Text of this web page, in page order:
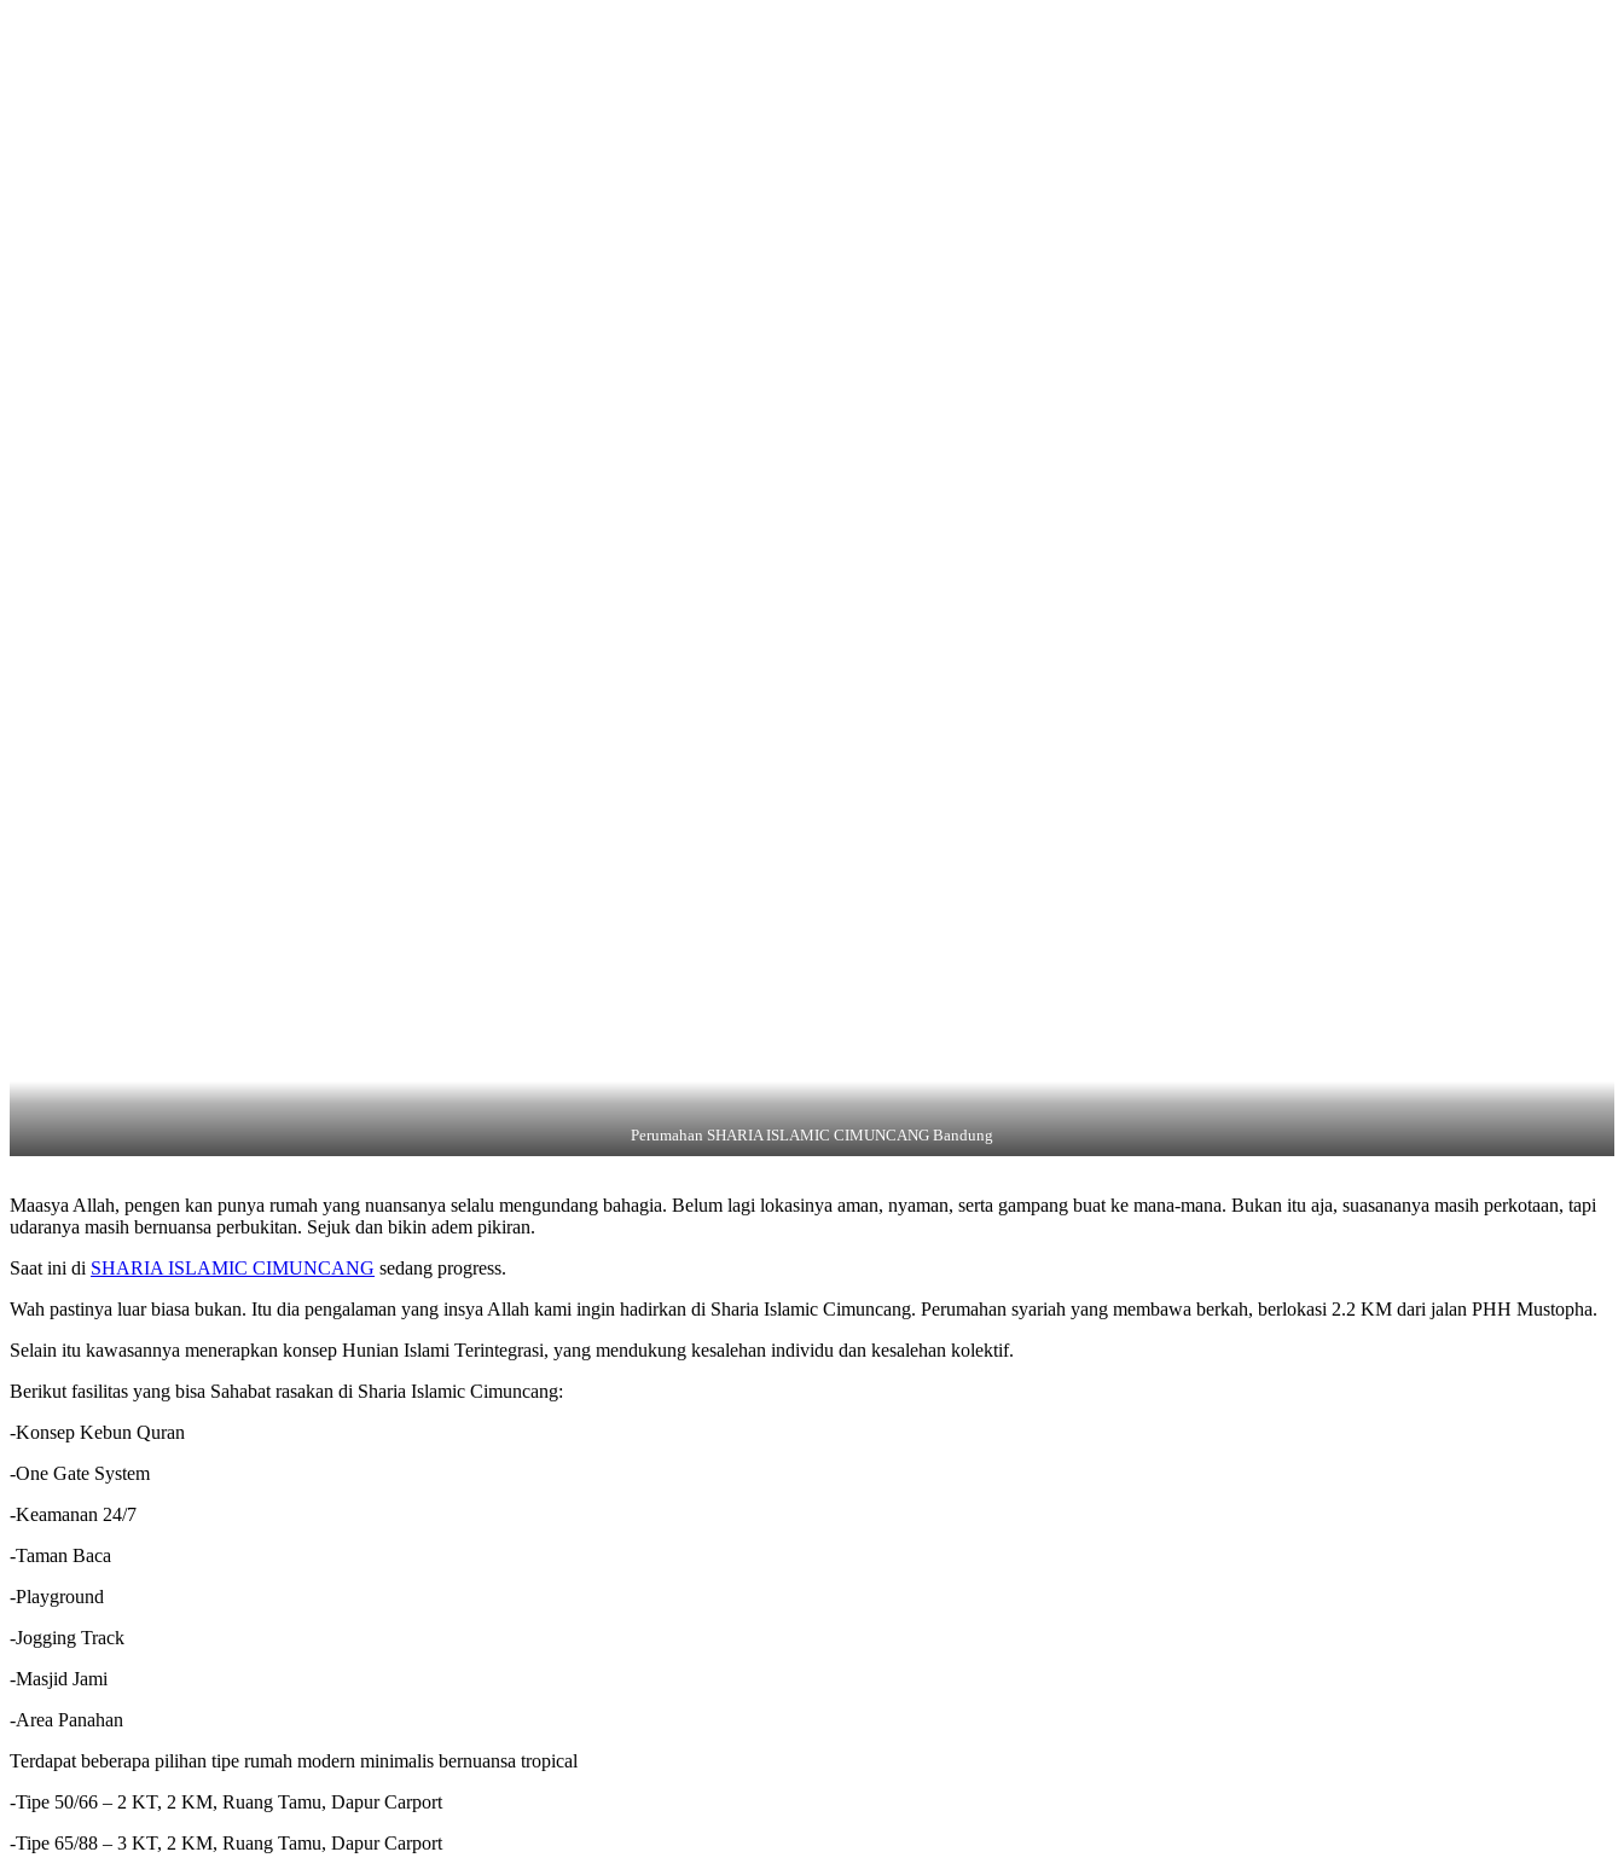
Perumahan SHARIA ISLAMIC CIMUNCANG Bandung
Maasya Allah, pengen kan punya rumah yang nuansanya selalu mengundang bahagia. Belum lagi lokasinya aman, nyaman, serta gampang buat ke mana-mana. Bukan itu aja, suasananya masih perkotaan, tapi
udaranya masih bernuansa perbukitan. Sejuk dan bikin adem pikiran.
Saat ini di SHARIA ISLAMIC CIMUNCANG sedang progress.
Wah pastinya luar biasa bukan. Itu dia pengalaman yang insya Allah kami ingin hadirkan di Sharia Islamic Cimuncang. Perumahan syariah yang membawa berkah, berlokasi 2.2 KM dari jalan PHH Mustopha.
Selain itu kawasannya menerapkan konsep Hunian Islami Terintegrasi, yang mendukung kesalehan individu dan kesalehan kolektif.
Berikut fasilitas yang bisa Sahabat rasakan di Sharia Islamic Cimuncang:
-Konsep Kebun Quran
-One Gate System
-Keamanan 24/7
-Taman Baca
-Playground
-Jogging Track
-Masjid Jami
-Area Panahan
Terdapat beberapa pilihan tipe rumah modern minimalis bernuansa tropical
-Tipe 50/66 – 2 KT, 2 KM, Ruang Tamu, Dapur Carport
-Tipe 65/88 – 3 KT, 2 KM, Ruang Tamu, Dapur Carport